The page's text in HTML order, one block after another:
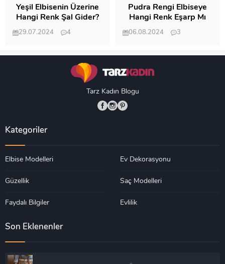
Yeşil Elbisenin Üzerine
Hangi Renk Şal Gider?
29.07.2024
4
Pudra Rengi Elbiseye
Hangi Renk Eşarp Mı
Dedi Birisi
06.08.2024
3
Tarz Kadın Blogu
Kategoriler
Elbise Modelleri Ev Dekorasyonu
Güzellik Saç Modelleri
Faydalı Bilgiler Evlilik
Son Eklenenler